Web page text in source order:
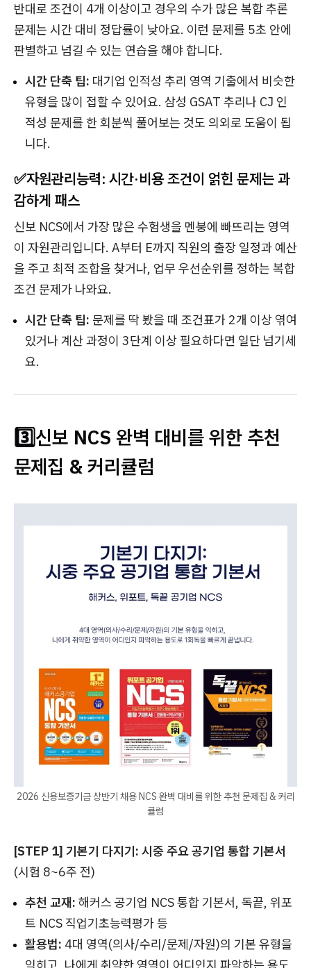
반대로 조건이 4개 이상이고 경우의 수가 많은 복합 추론
문제는 시간 대비 정답률이 낮아요. 이런 문제를 5초 안에
판별하고 넘길 수 있는 연습을 해야 합니다.
시간 단축 팁: 대기업 인적성 추리 영역 기출에서 비슷한
유형을 많이 접할 수 있어요. 삼성 GSAT 추리나 CJ 인
적성 문제를 한 회분씩 풀어보는 것도 의외로 도움이 됩
니다.
✅자원관리능력: 시간·비용 조건이 얽힌 문제는 과
감하게 패스
신보 NCS에서 가장 많은 수험생을 멘붕에 빠뜨리는 영역
이 자원관리입니다. A부터 E까지 직원의 출장 일정과 예산
을 주고 최적 조합을 찾거나, 업무 우선순위를 정하는 복합
조건 문제가 나와요.
시간 단축 팁: 문제를 딱 봤을 때 조건표가 2개 이상 엮여
있거나 계산 과정이 3단계 이상 필요하다면 일단 넘기세
요.
3️⃣신보 NCS 완벽 대비를 위한 추천
문제집 & 커리큘럼
2026 신용보증기금 상반기 채용 NCS 완벽 대비를 위한 추천 문제집 & 커리
큘럼
[STEP 1] 기본기 다지기: 시중 주요 공기업 통합 기본서
(시험 8~6주 전)
추천 교재: 해커스 공기업 NCS 통합 기본서, 독끝, 위포
트 NCS 직업기초능력평가 등
활용법: 4대 영역(의사/수리/문제/자원)의 기본 유형을